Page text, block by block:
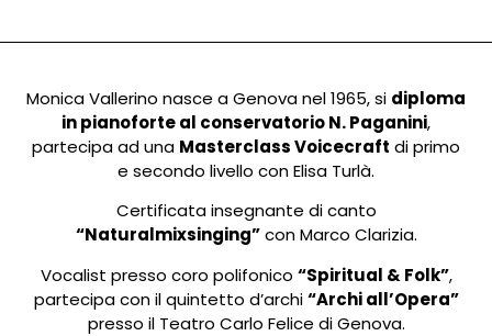
Monica Vallerino nasce a Genova nel 1965, si diploma
in pianoforte al conservatorio N. Paganini,
partecipa ad una Masterclass Voicecraft di primo
e secondo livello con Elisa Turlà.
Certificata insegnante di canto
“Naturalmixsinging”con Marco Clarizia.
Vocalist presso coro polifonico “Spiritual & Folk”,
partecipa con il quintetto d’archi“Archi all’Opera”
presso il Teatro Carlo Felice di Genova.